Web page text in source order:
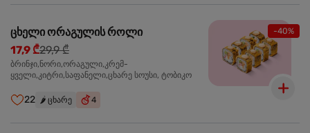
-40%
ცხელი ორაგულის როლი
17,9 ₾29,9 ₾
ბრინჯი,ნორი,ორაგული,კრემ-
ყველი,კიტრი,საფანელი,ცხარე სოუსი, ტობიკო
22 🌶️ ცხარე 4